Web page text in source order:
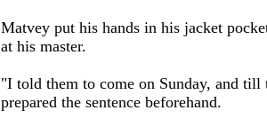
Matvey put his hands in his jacket
at his master.
"I told them to come on Sunday, and
prepared the sentence beforehand.